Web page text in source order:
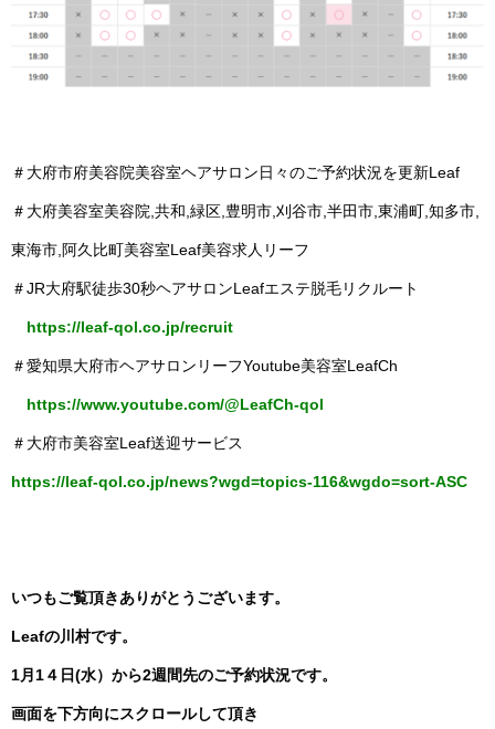
＃大府市府美容院美容室ヘアサロン日々のご予約状況を更新Leaf
＃大府美容室美容院,共和,緑区,豊明市,刈谷市,半田市,東浦町,知多市,
東海市,阿久比町美容室Leaf美容求人リーフ
＃JR大府駅徒歩30秒ヘアサロンLeafエステ脱毛リクルート
https://leaf-qol.co.jp/recruit
＃愛知県大府市ヘアサロンリーフYoutube美容室LeafCh
https://www.youtube.com/@LeafCh-qol
＃大府市美容室Leaf送迎サービス
https://leaf-qol.co.jp/news?wgd=topics-116&wgdo=sort-ASC
いつもご覧頂きありがとうございます。
Leafの川村です。
1月1４日(水）から2週間先のご予約状況です。
画面を下方向にスクロールして頂き